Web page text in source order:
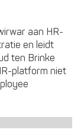
aan HR-
en leidt
ten Brinke
platform niet